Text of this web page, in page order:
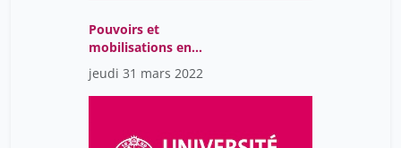
Pouvoirs et
mobilisations en
Amérique Latine : Une
perspective
interdisciplinaire
jeudi 31 mars 2022